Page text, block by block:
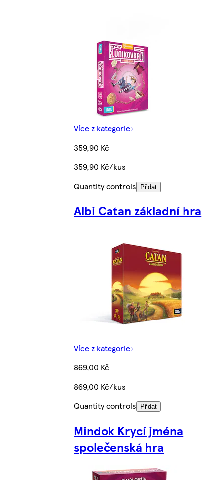
Více z kategorie
359,90 Kč
359,90 Kč/kus
Quantity controls
Přidat
Albi Catan základní hra
Více z kategorie
869,00 Kč
869,00 Kč/kus
Quantity controls
Přidat
Mindok Krycí jména
společenská hra